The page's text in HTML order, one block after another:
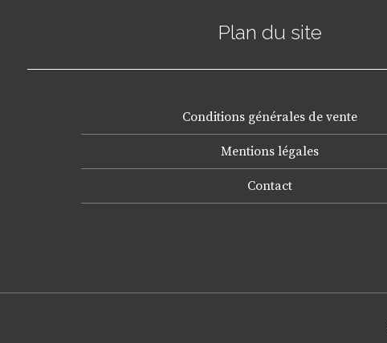
Plan du site
Conditions générales de vente
Mentions légales
Contact